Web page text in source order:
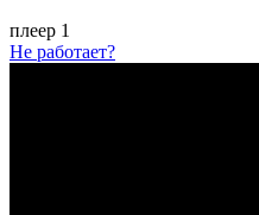
плеер 1
Не работает?